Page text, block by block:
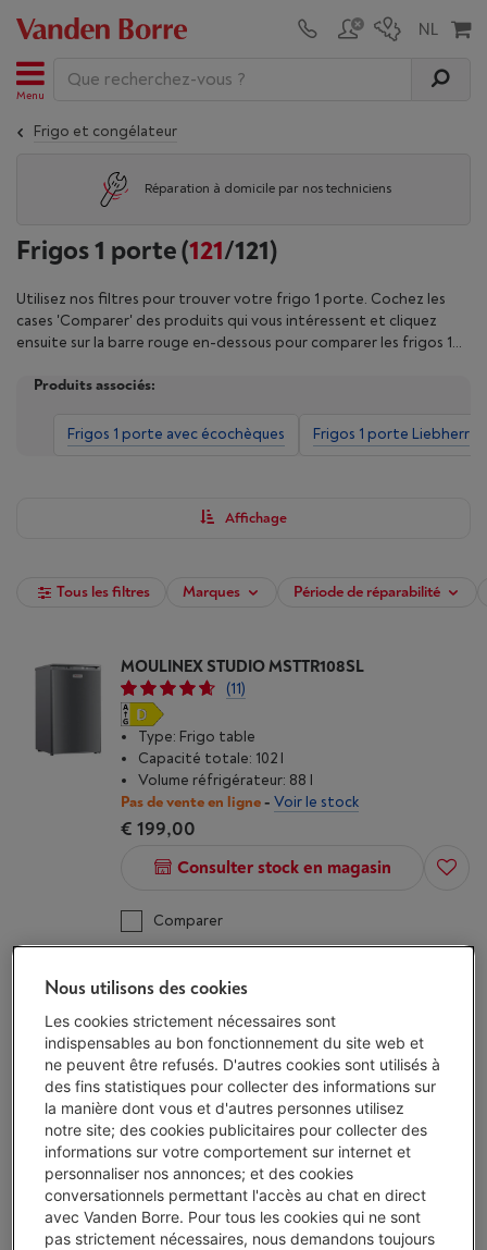
Menu
Frigo et congélateur
Réparation à domicile par nos techniciens
Frigos 1 porte(121/121)
Utilisez nos filtres pour trouver votre frigo 1 porte. Cochez les
cases 'Comparer' des produits qui vous intéressent et cliquez
ensuite sur la barre rouge en-dessous pour comparer les frigos 1
Produits associés:
Frigos 1 porte avec écochèques Frigos 1 porte Liebherr
Affichage
Tous les filtres Marques Période de réparabilité
MOULINEX STUDIO MSTTR108SL
(11)
Type: Frigo table
Capacité totale: 102 l
Volume réfrigérateur: 88 l
Pas de vente en ligne- Voir le stock
€ 199,00
Consulter stock en magasin
Comparer
LIEBHERR RSFD 5220
(6)
Type: Frigo 1 porte
Capacité totale: 399 l
Volume réfrigérateur: 399 l
Disponible à partir du lun. 17 août-Voir le stock
€ 1.199,00
J'achète
Nous utilisons des cookies
Les cookies strictement nécessaires sont
indispensables au bon fonctionnement du site web et
ne peuvent être refusés. D'autres cookies sont utilisés à
des fins statistiques pour collecter des informations sur
la manière dont vous et d'autres personnes utilisez
notre site; des cookies publicitaires pour collecter des
informations sur votre comportement sur internet et
personnaliser nos annonces; et des cookies
conversationnels permettant l'accès au chat en direct
avec Vanden Borre. Pour tous les cookies qui ne sont
pas strictement nécessaires, nous demandons toujours